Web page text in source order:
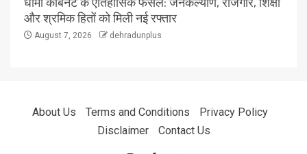
और श्रमिक हितों को मिली नई रफ्तार
August 7, 2026 dehradunplus
About Us Terms and Conditions
Privacy Policy
Disclaimer
Contact Us